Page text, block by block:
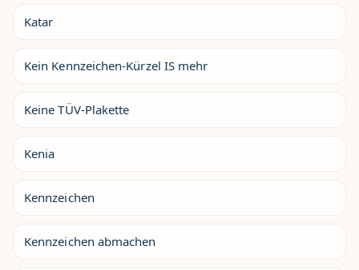
Katar
Kein Kennzeichen-Kürzel IS mehr
Keine TÜV-Plakette
Kenia
Kennzeichen
Kennzeichen abmachen